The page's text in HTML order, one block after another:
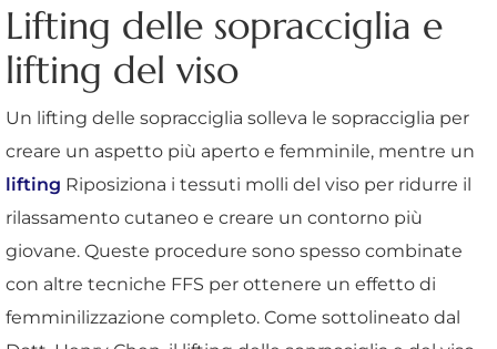
Lifting delle sopracciglia e
lifting del viso
Un lifting delle sopracciglia solleva le sopracciglia per
creare un aspetto più aperto e femminile, mentre un
lifting Riposiziona i tessuti molli del viso per ridurre il
rilassamento cutaneo e creare un contorno più
giovane. Queste procedure sono spesso combinate
con altre tecniche FFS per ottenere un effetto di
femminilizzazione completo. Come sottolineato dal